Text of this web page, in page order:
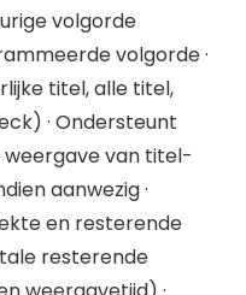
volgorde
volgorde ·
titel, alle titel,
· Ondersteunt
van titel-
aanwezig ·
en resterende
resterende